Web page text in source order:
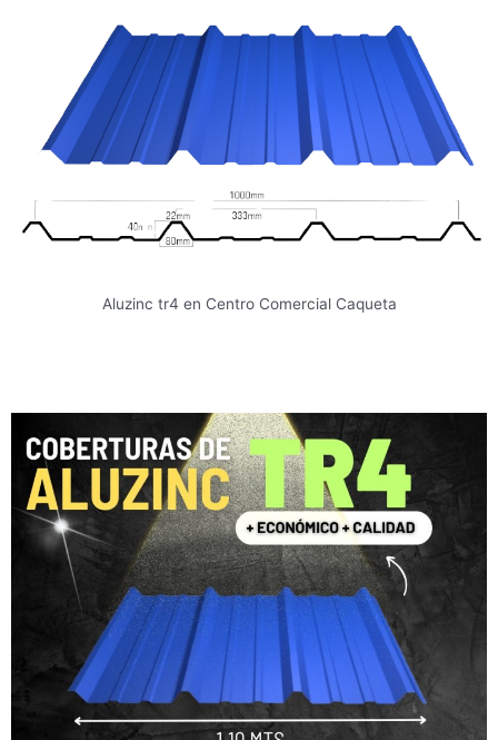
Aluzinc tr4 en Centro Comercial Caqueta